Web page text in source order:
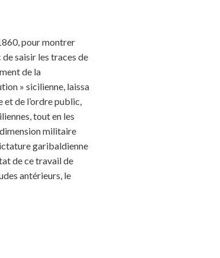
pour montrer
saisir les traces de
de la
» sicilienne, laissa
et de l’ordre public,
tout en les
militaire
garibaldienne
de ce travail de
antérieurs, le